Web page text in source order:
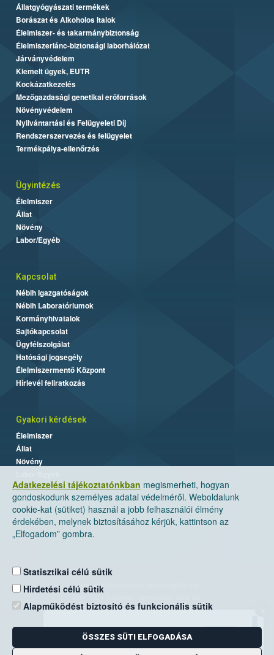
Adatkezelési tájékoztatónkban megismerheti, hogyan
gondoskodunk személyes adatai védelméről. Weboldalunk
cookie-kat (sütiket) használ a jobb felhasználói élmény
érdekében, melynek biztosításához kérjük, kattintson az
„Elfogadom” gombra.
Statisztikai célú sütik
Hirdetési célú sütik
Alapműködést biztosító és funkcionális sütik
ÖSSZES SÜTI ELFOGADÁSA
Állatgyógyászati termékek
Borászat és Alkoholos Italok
Élelmiszer- és takarmánybiztonság
Élelmiszerlánc-biztonsági laborhálózat
Járványvédelem
Kiemelt ügyek, EUTR
Kockázatkezelés
Mezőgazdasági genetikai erőforrások
Növényvédelem
Nyilvántartási és Felügyeleti Díj
Rendszerszervezés és felügyelet
Termékpálya-ellenőrzés
Ügyintézés
Élelmiszer
Állat
Növény
Labor/Egyéb
Kapcsolat
Nébih Igazgatóságok
Nébih Laboratóriumok
Kormányhivatalok
Sajtókapcsolat
Ügyfélszolgálat
Hatósági jogsegély
Élelmiszermentő Központ
Hírlevél feliratkozás
Gyakori kérdések
Élelmiszer
Állat
Növény
Nemzeti Élelmiszerlánc-biztonsági Hivatal
Levelezési cím: 1525 Budapest. Pf. 30.
E-mail:ugyfelszolgalat@nebih.gov.hu